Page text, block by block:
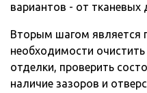
вариантов - от
Вторым шагом является
необходимости
отделки, проверить
наличие зазоров и